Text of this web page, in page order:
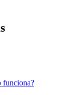
funciona?